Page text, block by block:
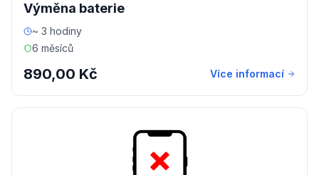
Výměna baterie
~ 3 hodiny
6 měsíců
890,00 Kč Více informací